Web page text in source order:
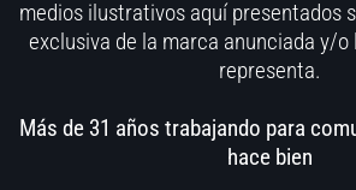
medios ilustrativos aquí presentados
exclusiva de la marca anunciada y/o
representa.
Más de 31 años trabajando para
hace bien